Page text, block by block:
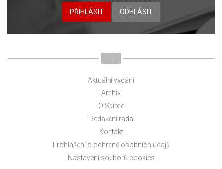
PŘIHLÁSIT ODHLÁSIT
Aktuální vydání
Archiv
O Sbírce
Redakční rada
Kontakt
Prohlášení o ochraně osobních údajů
Nastavení souborů cookies